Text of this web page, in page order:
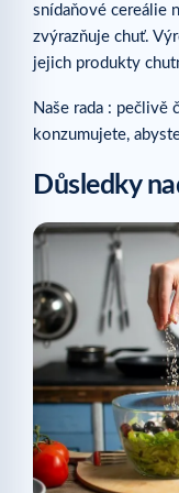
snídaňové cereálie
zvýrazňuje chuť.
jejich produkty
Naše rada :
konzumujete,
Důsledky